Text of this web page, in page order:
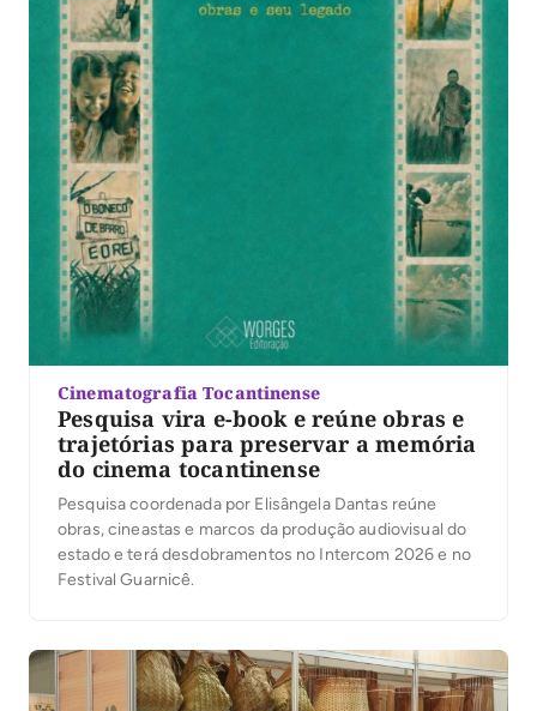
Cinematografia Tocantinense
Pesquisa vira e-book e reúne obras e
trajetórias para preservar a memória
do cinema tocantinense
Pesquisa coordenada por Elisângela Dantas reúne
obras, cineastas e marcos da produção audiovisual do
estado e terá desdobramentos no Intercom 2026 e no
Festival Guarnicê.